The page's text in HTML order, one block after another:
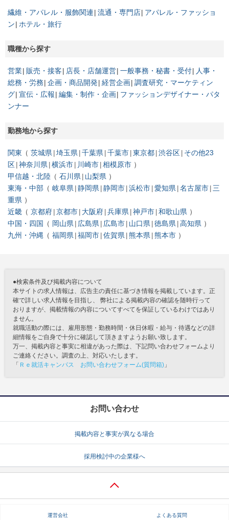
繊維・アパレル・服飾関連 流通・専門店 アパレル・ファッショ
ン
ホテル・旅行
職種から探す
営業 販売・接客 店長・店舗運営 一般事務・秘書・受付
人事・
総務・労務 企画・商品開発 経営企画 調査研究・マーケティン
グ 宣伝・広報 編集・制作・企画 ファッションデザイナー・パタ
ンナー
勤務地から探す
関東 茨城県 埼玉県 千葉県 千葉市 東京都 渋谷区 その他23
区 神奈川県 横浜市 川崎市 相模原市
甲信越・北陸
石川県
山梨県
東海・中部
岐阜県 静岡県 静岡市 浜松市 愛知県 名古屋市 三
重県
近畿
京都府 京都市 大阪府 兵庫県 神戸市 和歌山県
中国・四国
岡山県 広島県 広島市 山口県 徳島県 高知県
九州・沖縄
福岡県 福岡市 佐賀県 熊本県 熊本市
●検索条件及び掲載内容について
本サイトの求人情報は、広告主の責任に基づき情報を掲載しています。正
確で詳しい求人情報を目指し、 弊社による掲載内容の確認を随時行って
おりますが、掲載情報の内容についてすべてを保証しているわけではあり
ません。
就職活動の際には、雇用形態・勤務時間・休日休暇・給与・待遇などの詳
細情報をご自身で十分に確認して頂きますようお願い致します。
万一、掲載内容と事実に相違があった際は、下記問い合わせフォームより
ご連絡ください。調査の上、対応いたします。
「 Ｒｅ就活キャンパス お問い合わせフォーム(質問箱) 」
お問い合わせ
掲載内容と事実が異なる場合
採用検討中の企業様へ
運営会社 よくある質問